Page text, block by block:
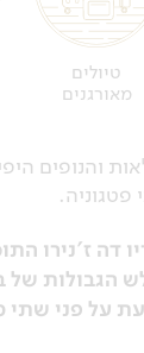
טיולים
מאורגנים
והנופים
פטגוניה.
דה ז'נירו
הגבולות של
על פני שתי